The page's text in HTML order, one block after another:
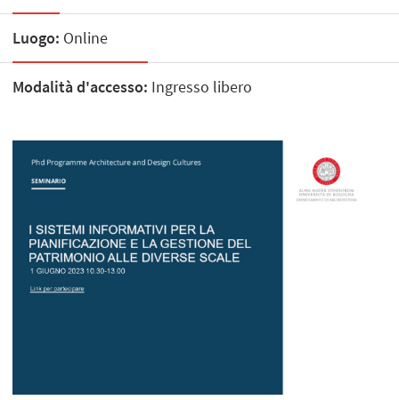
Luogo: Online
Modalità d'accesso: Ingresso libero